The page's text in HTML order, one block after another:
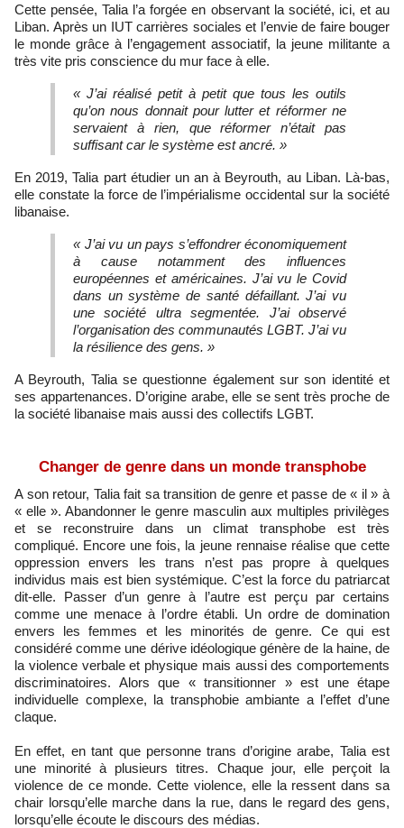
Cette pensée, Talia l’a forgée en observant la société, ici, et au
Liban. Après un IUT carrières sociales et l’envie de faire bouger
le monde grâce à l’engagement associatif, la jeune militante a
très vite pris conscience du mur face à elle.
« J’ai réalisé petit à petit que tous les outils
qu’on nous donnait pour lutter et réformer ne
servaient à rien, que réformer n’était pas
suffisant car le système est ancré. »
En 2019, Talia part étudier un an à Beyrouth, au Liban. Là-bas,
elle constate la force de l’impérialisme occidental sur la société
libanaise.
« J’ai vu un pays s’effondrer économiquement
à cause notamment des influences
européennes et américaines. J’ai vu le Covid
dans un système de santé défaillant. J’ai vu
une société ultra segmentée. J’ai observé
l’organisation des communautés LGBT. J’ai vu
la résilience des gens. »
A Beyrouth, Talia se questionne également sur son identité et
ses appartenances. D’origine arabe, elle se sent très proche de
la société libanaise mais aussi des collectifs LGBT.
Changer de genre dans un monde transphobe
A son retour, Talia fait sa transition de genre et passe de « il » à
« elle ». Abandonner le genre masculin aux multiples privilèges
et se reconstruire dans un climat transphobe est très
compliqué. Encore une fois, la jeune rennaise réalise que cette
oppression envers les trans n’est pas propre à quelques
individus mais est bien systémique. C’est la force du patriarcat
dit-elle. Passer d’un genre à l’autre est perçu par certains
comme une menace à l’ordre établi. Un ordre de domination
envers les femmes et les minorités de genre. Ce qui est
considéré comme une dérive idéologique génère de la haine, de
la violence verbale et physique mais aussi des comportements
discriminatoires. Alors que « transitionner » est une étape
individuelle complexe, la transphobie ambiante a l’effet d’une
claque.
En effet, en tant que personne trans d’origine arabe, Talia est
une minorité à plusieurs titres. Chaque jour, elle perçoit la
violence de ce monde. Cette violence, elle la ressent dans sa
chair lorsqu’elle marche dans la rue, dans le regard des gens,
lorsqu’elle écoute le discours des médias.